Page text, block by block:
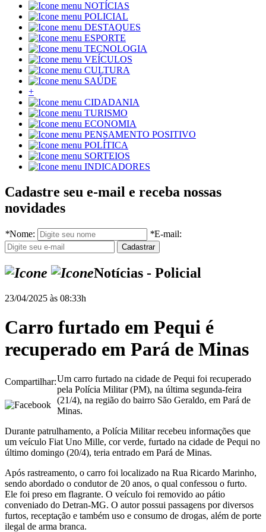
NOTÍCIAS
POLICIAL
DESTAQUES
ESPORTE
TECNOLOGIA
VEÍCULOS
CULTURA
SAÚDE
+
CIDADANIA
TURISMO
ECONOMIA
PENSAMENTO POSITIVO
POLÍTICA
SORTEIOS
INDICADORES
Cadastre seu e-mail e receba nossas
novidades
*Nome: *E-mail:
Notícias - Policial
23/04/2025 às 08:33h
Carro furtado em Pequi é
recuperado em Pará de Minas
Compartilhar:Um carro furtado na cidade de Pequi foi recuperado
pela Polícia Militar (PM), na última segunda-feira
(21/4), na região do bairro São Geraldo, em Pará de
Minas.
Durante patrulhamento, a Polícia Militar recebeu informações que
um veículo Fiat Uno Mille, cor verde, furtado na cidade de Pequi no
último domingo (20/4), teria entrado em Pará de Minas.
Após rastreamento, o carro foi localizado na Rua Ricardo Marinho,
sendo abordado o condutor de 20 anos, o qual confessou o furto.
Ele foi preso em flagrante. O veículo foi removido ao pátio
conveniado do Detran-MG. O autor possui passagens por diversos
furtos, receptação e também uso e consumo de drogas, além de porte
ilegal de arma branca.